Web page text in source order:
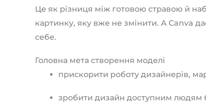
Це як різниця між готовою стравою й
картинку, яку вже не змінити. А Canva
себе.
Головна мета створення моделі
прискорити роботу дизайнерів,
зробити дизайн доступним людям